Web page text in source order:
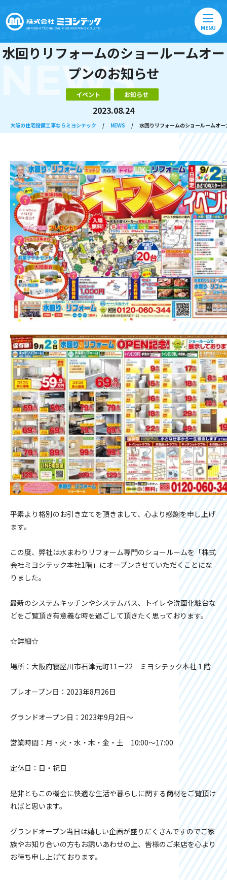
MENU
水回りリフォームのショールームオー
プンのお知らせ
イベント お知らせ
2023.08.24
NEWS
大阪の住宅設備工事ならミヨシテック / NEWS / 水回りリフォームのショールームオ
平素より格別のお引き立てを頂きまして、心より感謝を申し上げ
ます。
この度、弊社は水まわりリフォーム専門のショールームを「株式
会社ミヨシテック本社1階」にオープンさせていただくことにな
りました。
最新のシステムキッチンやシステムバス、トイレや洗面化粧台な
どをご覧頂き有意義な時を過ごして頂きたく思っております。
☆詳細☆
場所：大阪府寝屋川市石津元町11－22 ミヨシテック本社１階
プレオープン日：2023年8月26日
グランドオープン日：2023年9月2日～
営業時間：月・火・水・木・金・土 10:00～17:00
定休日：日・祝日
是非ともこの機会に快適な生活や暮らしに関する商材をご覧頂け
ればと思います。
グランドオープン当日は嬉しい企画が盛りだくさんですのでご家
族やお知り合いの方もお誘いあわせの上、皆様のご来店を心より
お待ち申し上げております。